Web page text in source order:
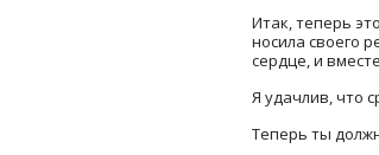
Итак, теперь
носила своего
сердце, и
Я удачлив, что
Теперь ты